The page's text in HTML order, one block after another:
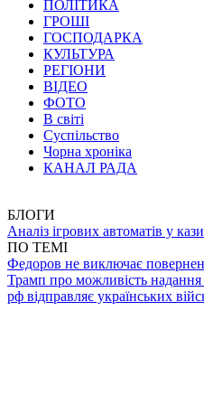
ПОЛІТИКА
ГРОШІ
ГОСПОДАРКА
КУЛЬТУРА
РЕГІОНИ
ВІДЕО
ФОТО
В світі
Суспільство
Чорна хроніка
КАНАЛ РАДА
БЛОГИ
Аналіз ігрових автоматів у
ПО ТЕМІ
Федоров не виключає
Трамп про можливість надання
рф відправляє українських